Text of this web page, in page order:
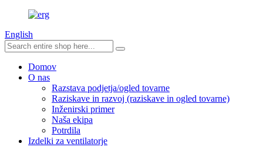
English
Domov
O nas
Razstava podjetja/ogled tovarne
Raziskave in razvoj (raziskave in ogled tovarne)
Inženirski primer
Naša ekipa
Potrdila
Izdelki za ventilatorje